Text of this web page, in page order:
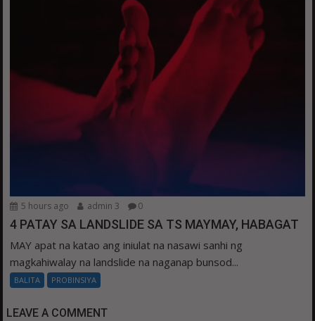
5 hours ago admin 3 0
4 PATAY SA LANDSLIDE SA TS MAYMAY, HABAGAT
MAY apat na katao ang iniulat na nasawi sanhi ng
magkahiwalay na landslide na naganap bunsod...
BALITA PROBINSIYA
LEAVE A COMMENT